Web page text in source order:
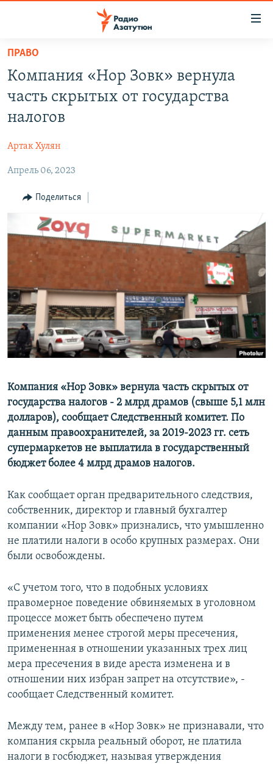
Перейти
основному
содержанию
основной
навигации
Перейти
поиску
ЭКОНОМИКА
РЕГИОН
НАГОРНЫЙ КАРАБАХ
КУЛЬТУРА
СПОРТ
АРХИВ
Հայերեն
English
Русский
ПРАВО
Компания «Нор Зовк» вернула
часть скрытых от государства
налогов
Артак Хулян
Апрель 06, 2023
Поделиться
Компания «Нор Зовк» вернула часть скрытых от
государства налогов - 2 млрд драмов (свыше 5,1 млн
долларов), сообщает Следственный комитет. По
данным правоохранителей, за 2019-2023 гг. сеть
супермаркетов не выплатила в государственный
бюджет более 4 млрд драмов налогов.
Как сообщает орган предварительного следствия,
собственник, директор и главный бухгалтер
компании «Нор Зовк» признались, что умышленно
не платили налоги в особо крупных размерах. Они
были освобождены.
«С учетом того, что в подобных условиях
правомерное поведение обвиняемых в уголовном
процессе может быть обеспечено путем
применения менее строгой меры пресечения,
примененная в отношении указанных трех лиц
мера пресечения в виде ареста изменена и в
отношении них избран запрет на отсутствие», -
сообщает Следственный комитет.
Между тем, ранее в «Нор Зовк» не признавали, что
компания скрыла реальный оборот, не платила
налоги в госбюджет, называя утверждения